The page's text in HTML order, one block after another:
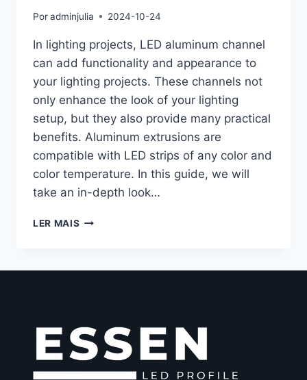
Poradminjulia 2024-10-24
In lighting projects, LED aluminum channel
can add functionality and appearance to
your lighting projects. These channels not
only enhance the look of your lighting
setup, but they also provide many practical
benefits. Aluminum extrusions are
compatible with LED strips of any color and
color temperature. In this guide, we will
take an in-depth look…
LER MAIS